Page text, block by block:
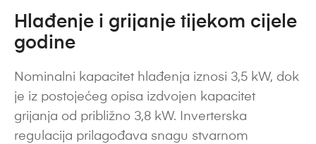
Hlađenje i grijanje tijekom cijele
godine
Nominalni kapacitet hlađenja iznosi 3,5 kW, dok
je iz postojećeg opisa izdvojen kapacitet
grijanja od približno 3,8 kW. Inverterska
regulacija prilagođava snagu stvarnom